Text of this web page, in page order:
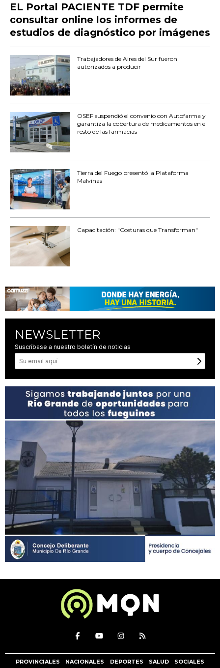
EL Portal PACIENTE TDF permite
consultar online los informes de
estudios de diagnóstico por imágenes
Trabajadores de Aires del Sur fueron
autorizados a producir
OSEF suspendió el convenio con Autofarma y
garantiza la cobertura de medicamentos en el
resto de las farmacias
Tierra del Fuego presentó la Plataforma
Malvinas
Capacitación: "Costuras que Transforman"
NEWSLETTER
Suscríbase a nuestro boletín de noticias
PROVINCIALES NACIONALES DEPORTES SALUD SOCIALES